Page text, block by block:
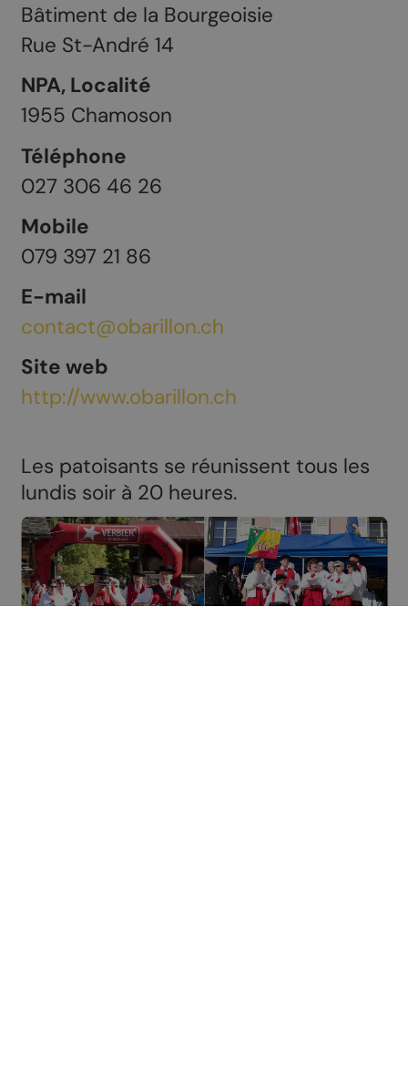
Bâtiment de la Bourgeoisie
Rue St-André 14
NPA, Localité
1955 Chamoson
Téléphone
027 306 46 26
Mobile
079 397 21 86
E-mail
contact@obarillon.ch
Site web
http://www.obarillon.ch
Les patoisants se réunissent tous les
lundis soir à 20 heures.